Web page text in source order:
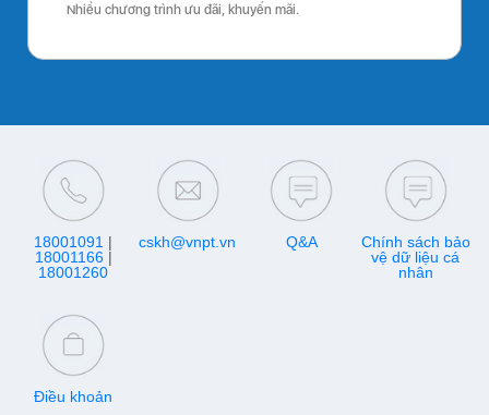
Nhiều chương trình ưu đãi, khuyến mãi.
18001091 |
18001166|
18001260
cskh@vnpt.vn Q&A
Chính sách bảo
vệ dữ liệu cá
nhân
Điều khoản